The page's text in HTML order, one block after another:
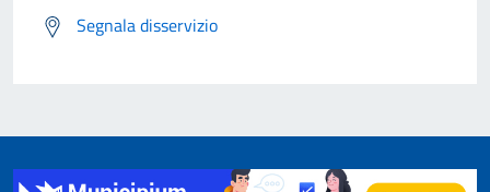
Segnala disservizio